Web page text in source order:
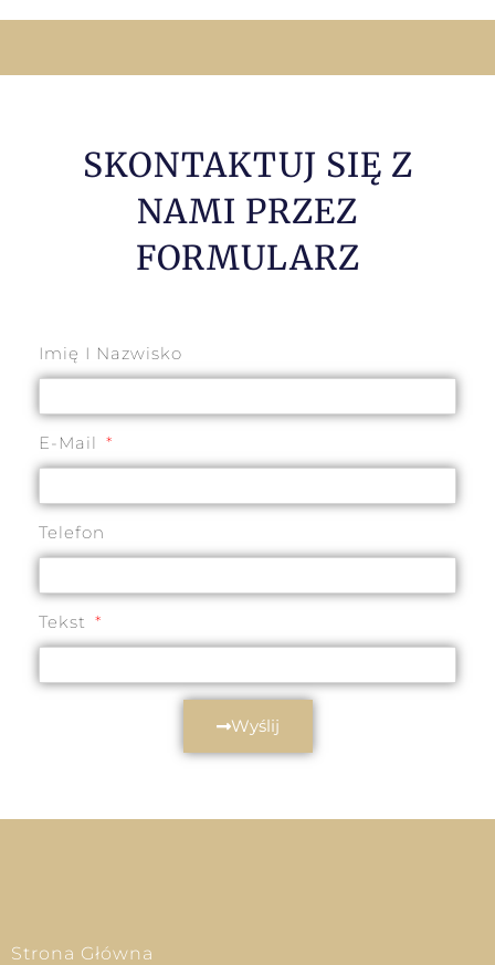
SKONTAKTUJ SIĘ Z
NAMI PRZEZ
FORMULARZ
Imię I Nazwisko
E-Mail
Telefon
Tekst
Wyślij
Strona Główna